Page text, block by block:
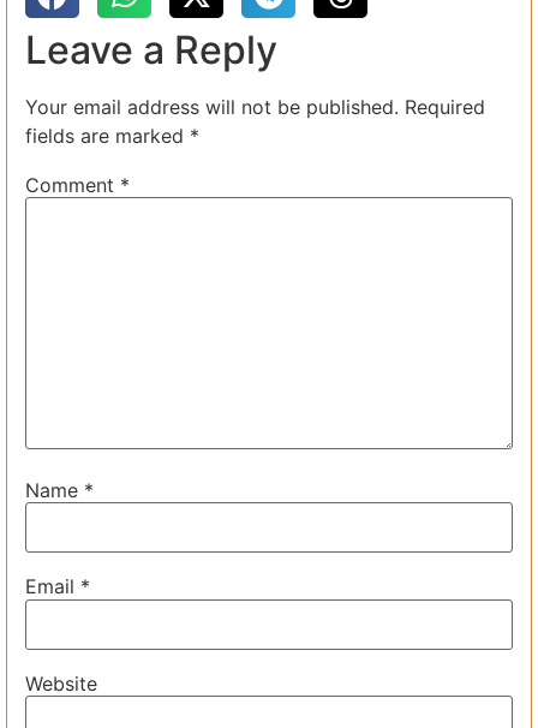
Leave a Reply
Your email address will not be published. Required
fields are marked *
Comment *
Name *
Email *
Website